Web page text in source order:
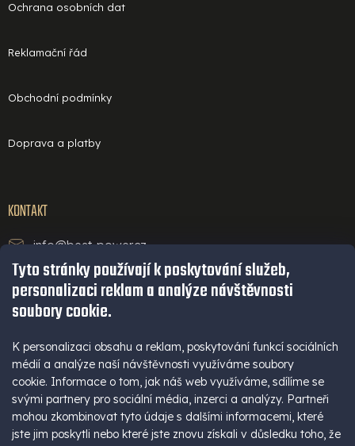
Tyto stránky používají k poskytování služeb,
personalizaci reklam a analýze návštěvnosti
soubory cookie.
K personalizaci obsahu a reklam, poskytování funkcí sociálních
médií a analýze naší návštěvnosti využíváme soubory
cookie. Informace o tom, jak náš web využíváme, sdílíme se
svými partnery pro sociální média, inzerci a analýzy. Partneři
mohou zkombinovat tyto údaje s dalšími informacemi, které
jste jim poskytli nebo které jste znovu získali v důsledku toho, že
Ochrana osobních dat
Reklamační řád
Obchodní podmínky
Doprava a platby
KONTAKT
info@best-power.cz
technická podpora a servis
+420 771 234 568
+420 777 109 009
(Po - Pá 9-16 hod)
+420 777 109 009